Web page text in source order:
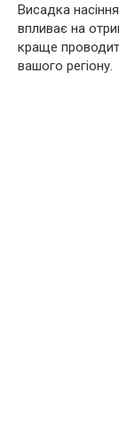
Висадка
впливає на
краще
вашого регіону.